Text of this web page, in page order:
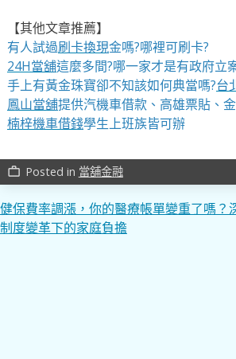
【其他文章推薦】
有人試過刷卡換現金嗎?哪裡可刷卡?
24H當舖這麼多間?哪一家才是有政府立
手上有黃金珠寶卻不知該如何典當嗎?台
鳳山當舖提供汽機車借款、高雄票貼、
楠梓機車借錢學生上班族皆可辦
work_outline Posted in 當舖金融
文
章
健保費率調漲，你的醫療帳單變重了嗎？
制度變革下的家庭負擔